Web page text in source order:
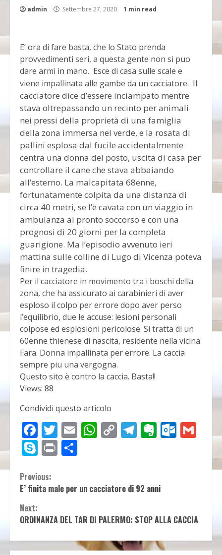
admin Settembre 27, 2020 1 min read
E’ ora di fare basta, che lo Stato prenda
provvedimenti seri, a questa gente non si puo
dare armi in mano. Esce di casa sulle scale e
viene impallinata alle gambe da un cacciatore. Il
cacciatore dice d’essere inciampato mentre
stava oltrepassando un recinto per animali
nei pressi della proprietà di una famiglia
della zona immersa nel verde, e la rosata di
pallini esplosa dal fucile accidentalmente
centra una donna del posto, uscita di casa per
controllare il cane che stava abbaiando
all’esterno. La malcapitata 68enne,
fortunatamente colpita da una distanza di
circa 40 metri, se l’è cavata con un viaggio in
ambulanza al pronto soccorso e con una
prognosi di 20 giorni per la completa
guarigione. Ma l’episodio avvenuto ieri
mattina sulle colline di Lugo di Vicenza poteva
finire in tragedia.
Per il cacciatore in movimento tra i boschi della
zona, che ha assicurato ai carabinieri di aver
esploso il colpo per errore dopo aver perso
l’equilibrio, due le accuse: lesioni personali
colpose ed esplosioni pericolose. Si tratta di un
60enne thienese di nascita, residente nella vicina
Fara. Donna impallinata per errore. La caccia
sempre piu una vergogna.
Questo sito è contro la caccia. Basta!!
Views: 88
Condividi questo articolo
Facebook
Twitter
EmailWhatsApp
CopyTelegram
Evernote
Skype
Print
Continue
Reading
Previous:
E’ finita male per un cacciatore di 92 anni
Next:
ORDINANZA DEL TAR DI PALERMO: STOP ALLA CACCIA